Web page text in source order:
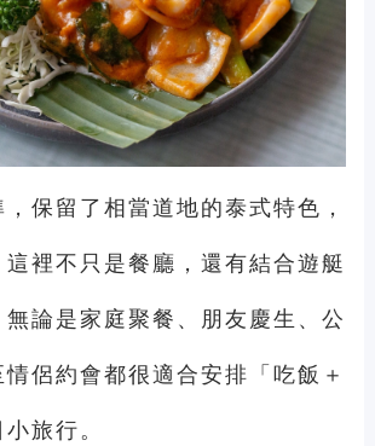
保留了相當道地的泰式特色，
裡不只是餐廳，還有結合遊艇
論是家庭聚餐、朋友慶生、公
侶約會都很適合安排「吃飯＋
旅行。